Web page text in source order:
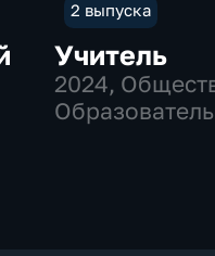
2 выпуска
Учитель
2024,